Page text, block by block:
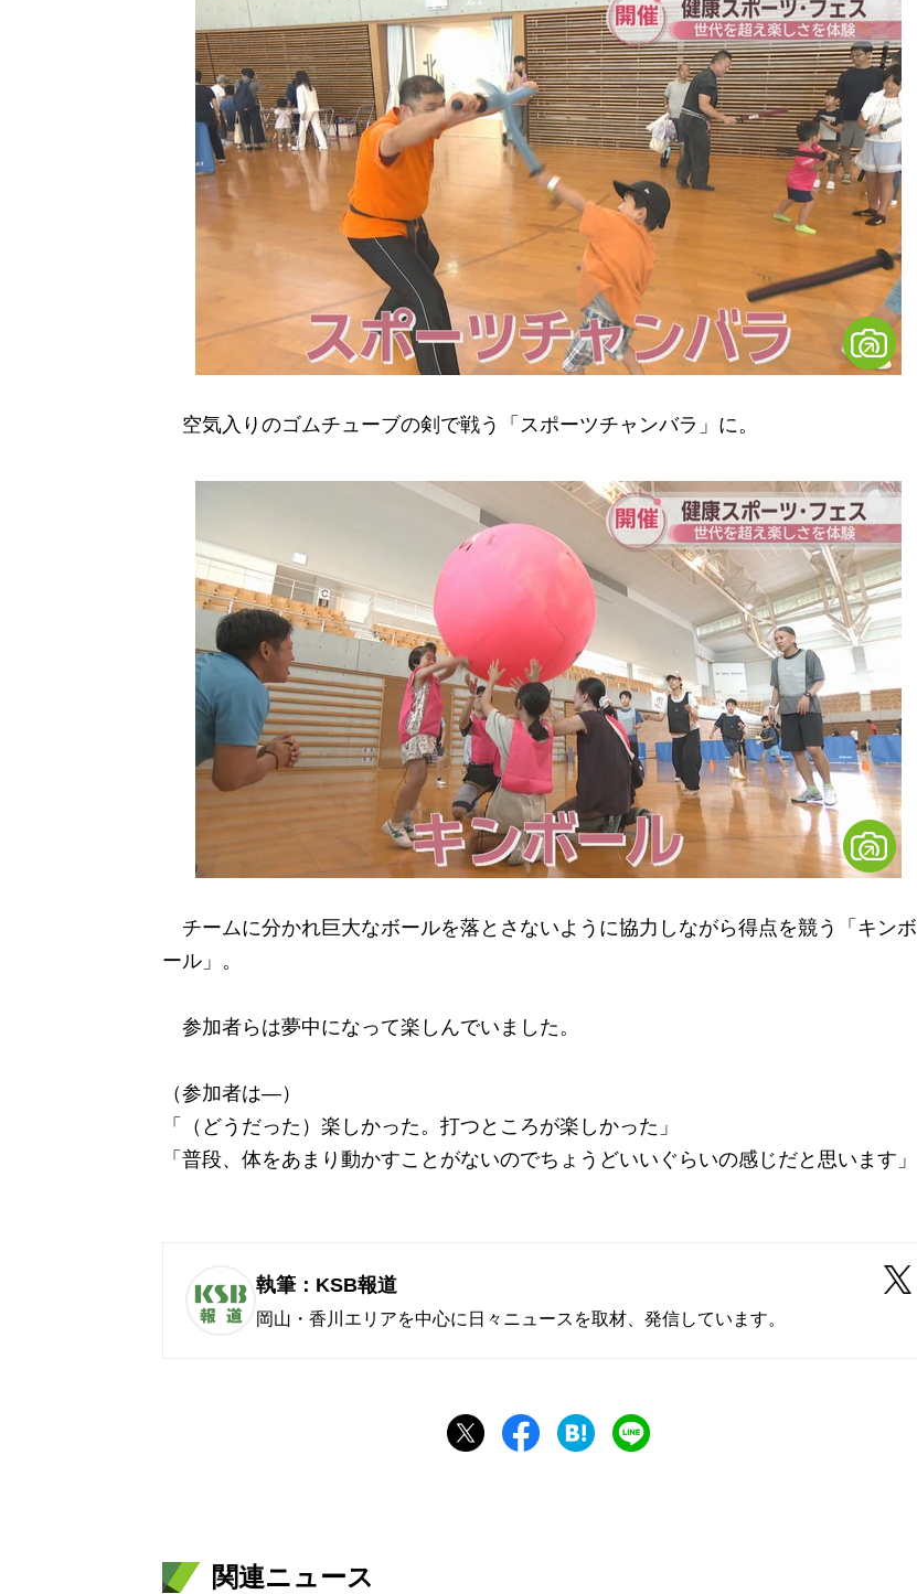
空気入りのゴムチューブの剣で戦う「スポーツチャンバラ」に。
チームに分かれ巨大なボールを落とさないように協力しながら得点を競う「キンボ
ール」。
参加者らは夢中になって楽しんでいました。
（参加者は―）
「（どうだった）楽しかった。打つところが楽しかった」
「普段、体をあまり動かすことがないのでちょうどいいぐらいの感じだと思います」
執筆：KSB報道
岡山・香川エリアを中心に日々ニュースを取材、発信しています。
関連ニュース